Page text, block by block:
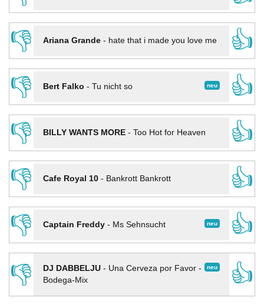
👎
Ariana Grande- hate that i made you love me
👍
👎
neu
Bert Falko - Tu nicht so
👍
👎
BILLY WANTS MORE- Too Hot for Heaven
👍
👎
Cafe Royal 10- Bankrott Bankrott
👍
👎
neu
Captain Freddy- Ms Sehnsucht
👍
👎
neu
DJ DABBELJU- Una Cerveza por Favor -
Bodega-Mix
👍